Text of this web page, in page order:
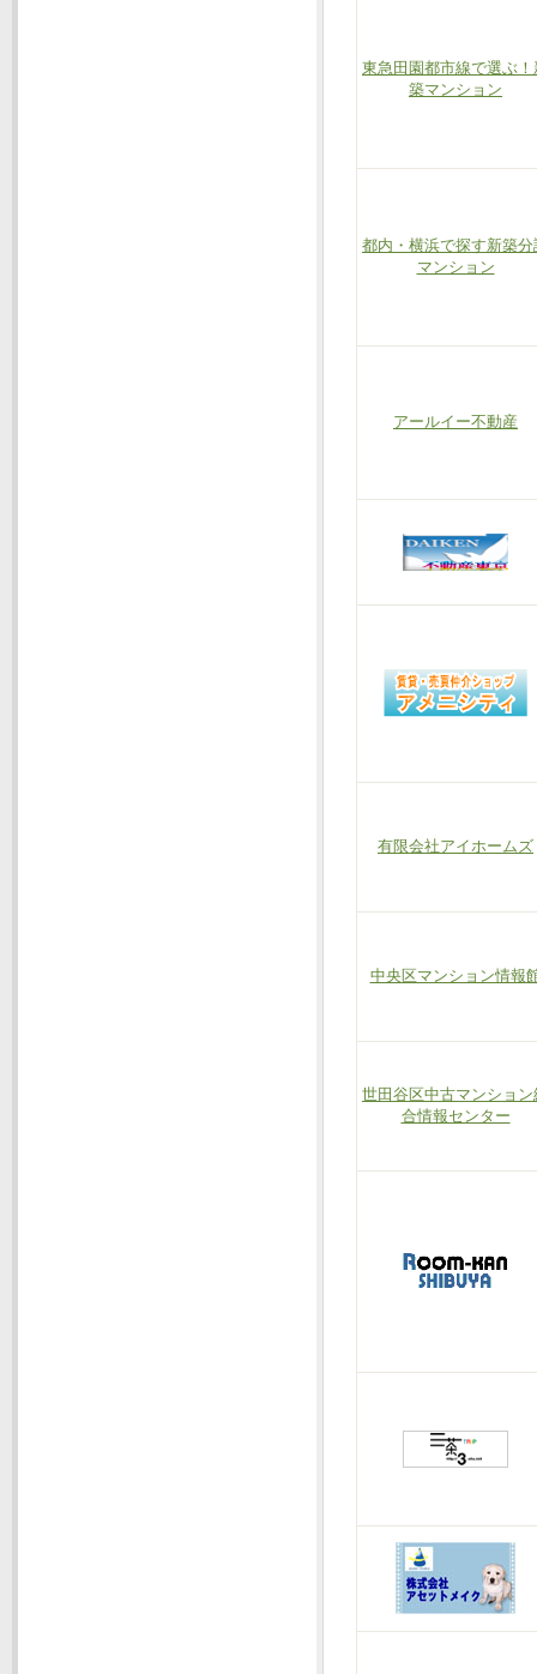
東急田園都市線で選ぶ！
築マンション
都内・横浜で探す新築分
マンション
アールイー不動産
有限会社アイホームズ
中央区マンション情報
世田谷区中古マンション
合情報センター